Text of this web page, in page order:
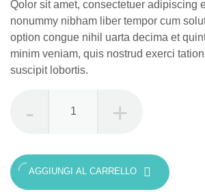
originale
era:
$49.99.
attuale
è:
$29.95.
Qolor sit amet, consectetuer adipiscing
nonummy nibham liber tempor cum
option congue nihil uarta decima et
minim veniam, quis nostrud exerci
suscipit lobortis.
course
AGGIUNGI AL CARRELLO